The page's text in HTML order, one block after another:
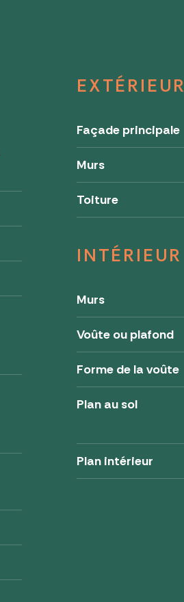
EXTÉRIEUR
Façade principale
Murs
Toiture
INTÉRIEUR
Murs
Voûte ou plafond
Forme de la voûte
Plan au sol
Plan intérieur